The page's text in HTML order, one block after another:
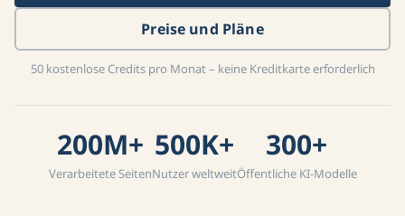
Preise und Pläne
50 kostenlose Credits pro Monat – keine Kreditkarte erforderlich
200M+
Verarbeitete Seiten
500K+
Nutzer weltweit
300+
Öffentliche KI-Modelle